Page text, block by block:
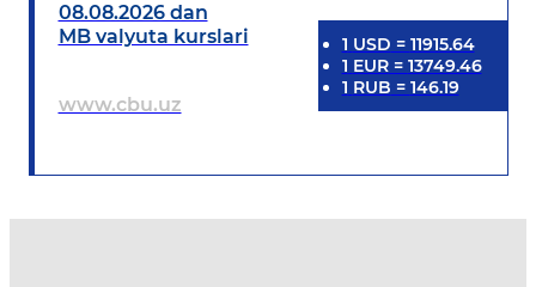
08.08.2026 dan
MB valyuta kurslari
www.cbu.uz
1 USD = 11915.64
1 EUR= 13749.46
1 RUB = 146.19